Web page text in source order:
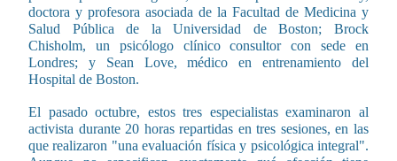
doctora y profesora asociada de la Facultad de Medicina y
Salud Pública de la Universidad de Boston; Brock
Chisholm, un psicólogo clínico consultor con sede en
Londres; y Sean Love, médico en entrenamiento del
Hospital de Boston.
El pasado octubre, estos tres especialistas examinaron al
activista durante 20 horas repartidas en tres sesiones, en las
que realizaron "una evaluación física y psicológica integral".